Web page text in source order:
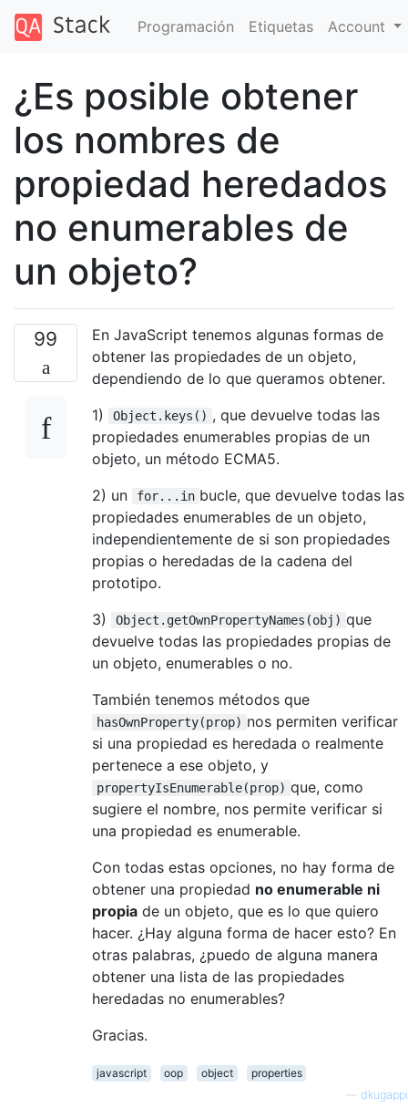
Programación Etiquetas Account
¿Es posible obtener
los nombres de
propiedad heredados
no enumerables de
un objeto?
99
En JavaScript tenemos algunas formas de
obtener las propiedades de un objeto,
dependiendo de lo que queramos obtener.
1)
Object.keys() , que devuelve todas las
propiedades enumerables propias de un
objeto, un método ECMA5.
2) un
for...in bucle, que devuelve todas las
propiedades enumerables de un objeto,
independientemente de si son propiedades
propias o heredadas de la cadena del
prototipo.
3)
Object.getOwnPropertyNames(obj) que
devuelve todas las propiedades propias de
un objeto, enumerables o no.
También tenemos métodos que
hasOwnProperty(prop) nos permiten verificar
si una propiedad es heredada o realmente
pertenece a ese objeto, y
propertyIsEnumerable(prop) que, como
sugiere el nombre, nos permite verificar si
una propiedad es enumerable.
Con todas estas opciones, no hay forma de
obtener una propiedad no enumerable ni
propia de un objeto, que es lo que quiero
hacer. ¿Hay alguna forma de hacer esto? En
otras palabras, ¿puedo de alguna manera
obtener una lista de las propiedades
heredadas no enumerables?
Gracias.
javascript oop object
properties
dkugappi